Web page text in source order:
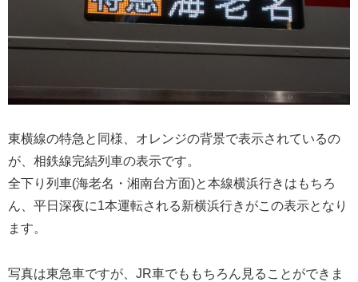
東横線の特急と同様、オレンジの背景で表示されているの
が、相鉄線完結列車の表示です。
全下り列車(海老名・湘南台方面)と本線横浜行きはもちろ
ん、平日深夜に1本運転される新横浜行きがこの表示となり
ます。
写真は東急車ですが、JR車でももちろん見ることができま